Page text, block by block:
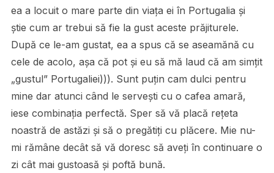
ea a locuit o mare parte din viața ei în Portugalia și
știe cum ar trebui să fie la gust aceste prăjiturele.
După ce le-am gustat, ea a spus că se aseamănă cu
cele de acolo, așa că pot și eu să mă laud că am simțit
„gustul” Portugaliei))). Sunt puțin cam dulci pentru
mine dar atunci când le servești cu o cafea amară,
iese combinația perfectă. Sper să vă placă rețeta
noastră de astăzi și să o pregătiți cu plăcere. Mie nu-
mi rămâne decât să vă doresc să aveți în continuare o
zi cât mai gustoasă și poftă bună.